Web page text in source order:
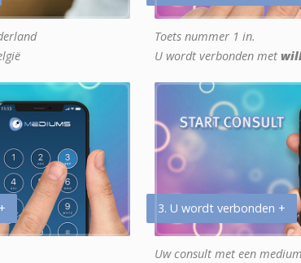
Toets nummer 1 in.
U wordt verbonden met
3. U wordt verbonden +
Uw consult met een